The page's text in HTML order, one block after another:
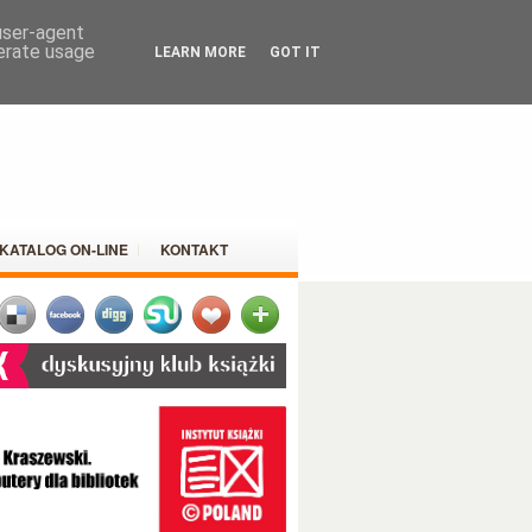
KATALOG ON-LINE KONTAKT
agent
usage
LEARN MORE GOT IT